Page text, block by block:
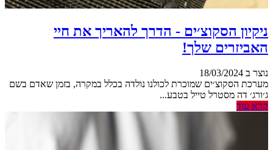
ניקיון הסקוצ׳ים - הדרך להאריך את חיי
האביזרים שלך!
נוצר ב 18/03/2024
מערכת הסקוצ׳ים שמוכרת לכולנו נולדה בכלל במקרה, בזמן שאדם בשם
ג׳ורג׳ דה מסטרל טייל בטבע...
קרא עוד